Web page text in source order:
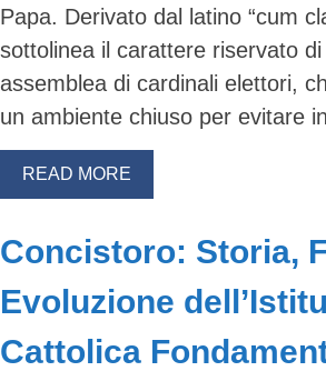
Papa. Derivato dal latino “cum
sottolinea il carattere riservato
assemblea di cardinali elettori,
un ambiente chiuso per evitare
READ MORE
Concistoro: Storia,
Evoluzione
Cattolica